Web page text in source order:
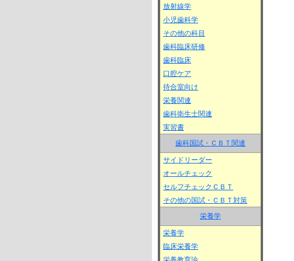
放射線学
小児歯科学
その他の科目
歯科臨床研修
歯科臨床
口腔ケア
待合室向け
栄養関連
歯科衛生士関連
実習書
歯科国試・ＣＢＴ関連
サイドリーダー
オールチェック
セルフチェックＣＢＴ
その他の国試・ＣＢＴ対策
栄養学
栄養学
臨床栄養学